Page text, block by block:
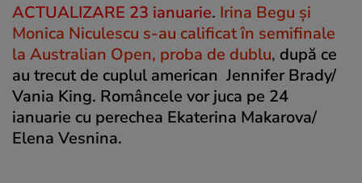
ACTUALIZARE 23 ianuarie. Irina Begu și
Monica Niculescu s-au calificat în semifinale
la Australian Open, proba de dublu, după ce
au trecut de cuplul american Jennifer Brady/
Vania King. Româncele vor juca pe 24
ianuarie cu perechea Ekaterina Makarova/
Elena Vesnina.